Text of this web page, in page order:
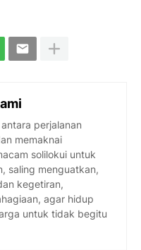
perjalanan
memaknai
solilokui untuk
saling menguatkan,
kegetiran,
agar hidup
untuk tidak begitu